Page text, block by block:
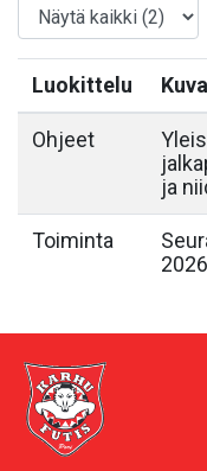
Luokittelu
Ohjeet
ja
Toiminta
2026